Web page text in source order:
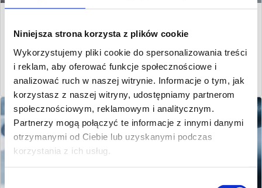
Niniejsza strona korzysta z plików cookie
Wykorzystujemy pliki cookie do spersonalizowania treści
i reklam, aby oferować funkcje społecznościowe i
analizować ruch w naszej witrynie. Informacje o tym, jak
korzystasz z naszej witryny, udostępniamy partnerom
społecznościowym, reklamowym i analitycznym.
Partnerzy mogą połączyć te informacje z innymi danymi
otrzymanymi od Ciebie lub uzyskanymi podczas
korzystania z ich usług.
Wybór
Ofrecemos servicios de mecanizado en fresado CNC, centros
de mecanizado...
Más